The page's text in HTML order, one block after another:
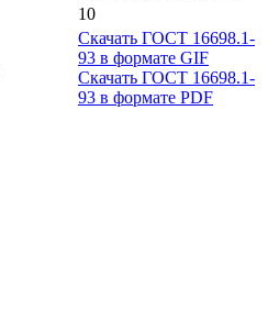
10
Скачать ГОСТ 16698.1-
93 в формате GIF
Скачать ГОСТ 16698.1-
93 в формате PDF